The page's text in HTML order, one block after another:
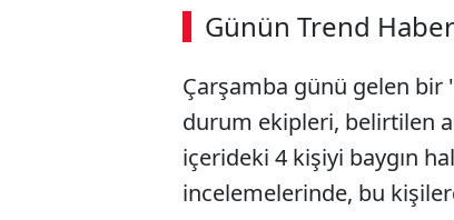
Günün Trend
Çarşamba günü gelen bir
durum ekipleri, belirtilen
içerideki 4 kişiyi baygın
incelemelerinde, bu